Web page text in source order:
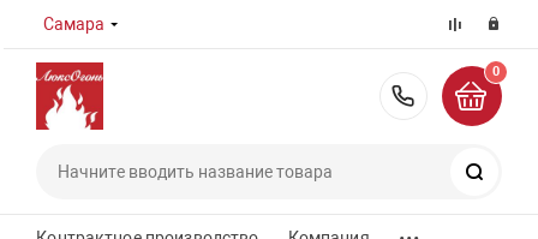
Самара
8 (800)
0
...